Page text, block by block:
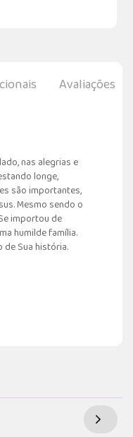
Avaliações
nas alegrias e
longe,
são importantes,
Mesmo sendo o
importou de
humilde família.
de Sua história.